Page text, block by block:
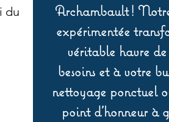
du
Archambault !
expérimentée
véritable havre
besoins et à votre
nettoyage ponctuel
point d’honneur à